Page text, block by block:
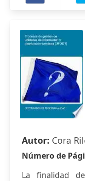
Autor: Cora
Número de
La finalidad